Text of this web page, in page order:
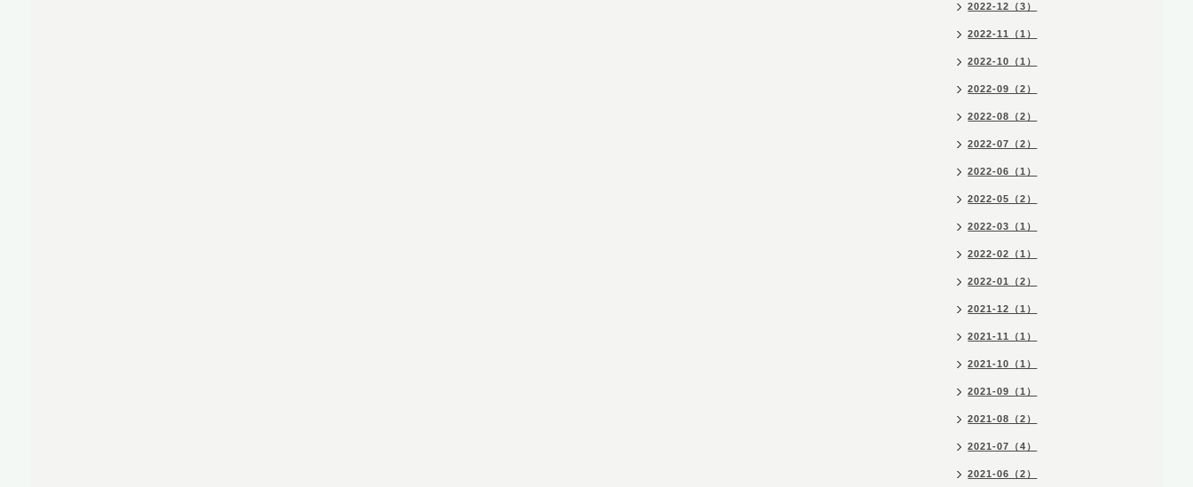
2022-12（3）
2022-11（1）
2022-10（1）
2022-09（2）
2022-08（2）
2022-07（2）
2022-06（1）
2022-05（2）
2022-03（1）
2022-02（1）
2022-01（2）
2021-12（1）
2021-11（1）
2021-10（1）
2021-09（1）
2021-08（2）
2021-07（4）
2021-06（2）